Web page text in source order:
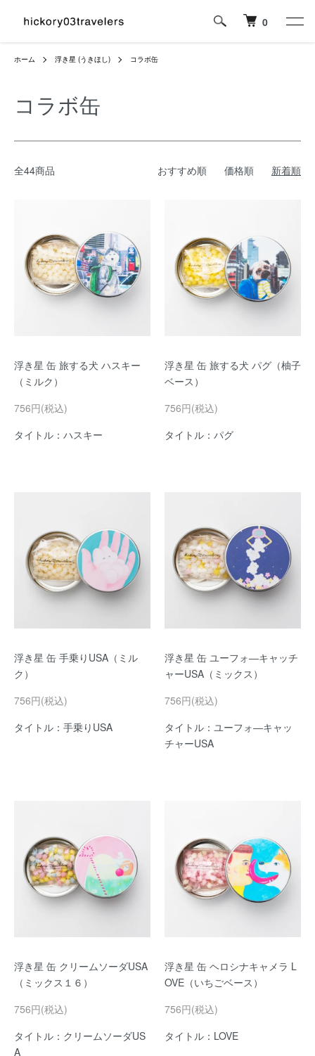
0
ホーム 浮き星 (うきほし) コラボ缶
コラボ缶
全44商品 おすすめ順 価格順 新着順
浮き星 缶 旅する犬 ハスキー
（ミルク）
756円(税込)
タイトル：ハスキー
浮き星 缶 旅する犬 パグ（柚子
ベース）
756円(税込)
タイトル：パグ
浮き星 缶 手乗りUSA（ミル
ク）
756円(税込)
タイトル：手乗りUSA
浮き星 缶 ユーフォ―キャッチ
ャーUSA（ミックス）
756円(税込)
タイトル：ユーフォ―キャッ
チャーUSA
浮き星 缶 クリームソーダUSA
（ミックス１６）
756円(税込)
タイトル：クリームソーダUS
A
浮き星 缶 ヘロシナキャメラ L
OVE（いちごベース）
756円(税込)
タイトル：LOVE